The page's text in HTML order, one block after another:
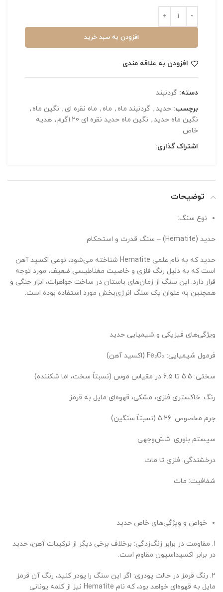
افزودن به سبد خرید
افزودن به علاقه مندی
دسته: گردنبند
برچسب: حدید, گردنبند ماه , ماه , ماه نقره ای , نگین ماه ,
نگین ماه حدید, نگین ماه حدید نقره ای 1.20گرم , هدیه
خاص
اشتراک گذاری:
توضیحات
نوع سنگ:
حدید (Hematite) – سنگ قدرت و استحکام
حدید که به نام علمی Hematite شناخته می‌شود، نوعی اکسید آهن
است که به دلیل رنگ فلزی و خاصیت مغناطیسی ضعیف، مورد توجه
قرار دارد. این سنگ از زمان‌های باستان در ساخت جواهرات، ابزار جنگی و
همچنین به عنوان یک سنگ انرژی‌بخش مورد استفاده بوده است.
ویژگی‌های فیزیکی و شیمیایی حدید
فرمول شیمیایی: Fe₂O₃ (اکسید آهن)
سختی: 5.5 تا 6.5 در مقیاس موس (نسبتاً سخت، اما شکننده)
رنگ: خاکستری فلزی، مشکی، قهوه‌ای مایل به قرمز
جرم مخصوص: 5.26 (نسبتاً سنگین)
سیستم بلوری: شش‌وجهی
درخشندگی: فلزی تا مات
شفافیت: مات
خواص و ویژگی‌های خاص حدید
1. مقاومت در برابر زنگ‌زدگی: برخلاف برخی دیگر از ترکیبات آهن، حدید
در برابر اکسیداسیون مقاوم است.
2. رنگ قرمز در حالت پودری: اگر این سنگ را پودر کنید، رنگ آن قرمز
مایل به قهوه‌ای خواهد بود، که نام Hematite نیز از کلمه یونانی